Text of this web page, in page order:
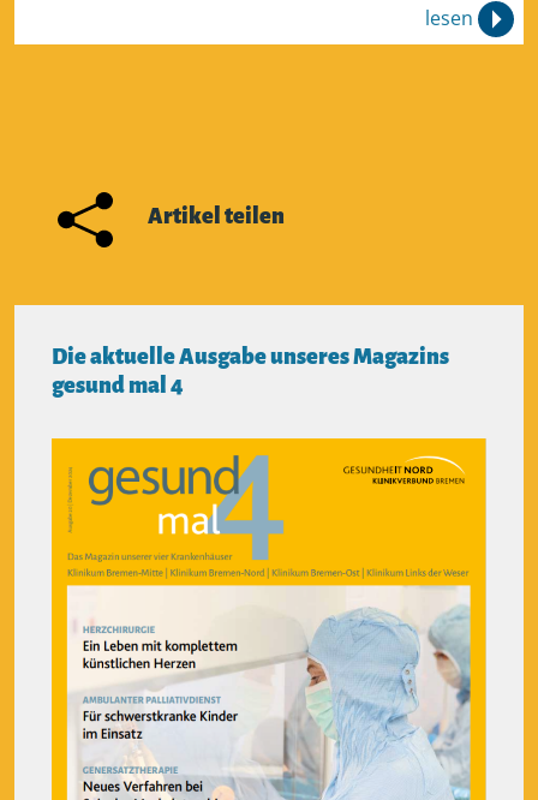
lesen
Artikel teilen
Die aktuelle Ausgabe unseres Magazins
gesund mal 4